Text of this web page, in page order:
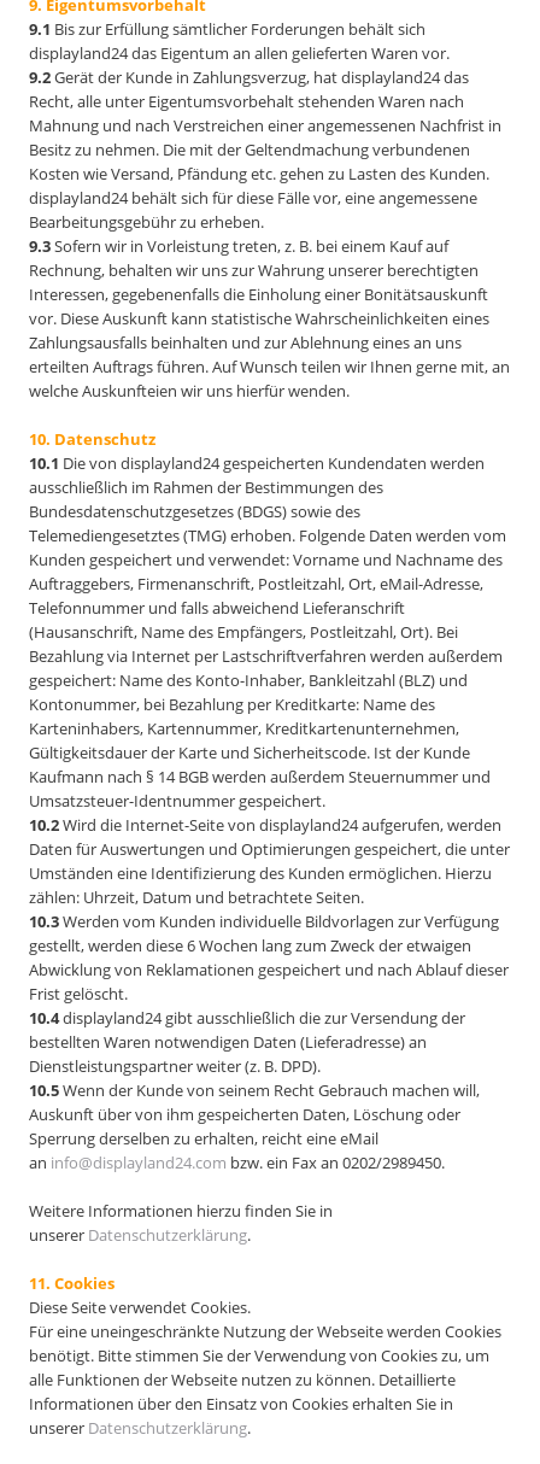
9. Eigentumsvorbehalt
9.1 Bis zur Erfüllung sämtlicher Forderungen behält sich
displayland24 das Eigentum an allen gelieferten Waren vor.
9.2Gerät der Kunde in Zahlungsverzug, hat displayland24 das
Recht, alle unter Eigentumsvorbehalt stehenden Waren nach
Mahnung und nach Verstreichen einer angemessenen Nachfrist in
Besitz zu nehmen. Die mit der Geltendmachung verbundenen
Kosten wie Versand, Pfändung etc. gehen zu Lasten des Kunden.
displayland24 behält sich für diese Fälle vor, eine angemessene
Bearbeitungsgebühr zu erheben.
9.3Sofern wir in Vorleistung treten, z. B. bei einem Kauf auf
Rechnung, behalten wir uns zur Wahrung unserer berechtigten
Interessen, gegebenenfalls die Einholung einer Bonitätsauskunft
vor. Diese Auskunft kann statistische Wahrscheinlichkeiten eines
Zahlungsausfalls beinhalten und zur Ablehnung eines an uns
erteilten Auftrags führen. Auf Wunsch teilen wir Ihnen gerne mit, an
welche Auskunfteien wir uns hierfür wenden.
10. Datenschutz
10.1 Die von displayland24 gespeicherten Kundendaten werden
ausschließlich im Rahmen der Bestimmungen des
Bundesdatenschutzgesetzes (BDGS) sowie des
Telemediengesetztes (TMG) erhoben. Folgende Daten werden vom
Kunden gespeichert und verwendet: Vorname und Nachname des
Auftraggebers, Firmenanschrift, Postleitzahl, Ort, eMail-Adresse,
Telefonnummer und falls abweichend Lieferanschrift
(Hausanschrift, Name des Empfängers, Postleitzahl, Ort). Bei
Bezahlung via Internet per Lastschriftverfahren werden außerdem
gespeichert: Name des Konto-Inhaber, Bankleitzahl (BLZ) und
Kontonummer, bei Bezahlung per Kreditkarte: Name des
Karteninhabers, Kartennummer, Kreditkartenunternehmen,
Gültigkeitsdauer der Karte und Sicherheitscode. Ist der Kunde
Kaufmann nach § 14 BGB werden außerdem Steuernummer und
Umsatzsteuer-Identnummer gespeichert.
10.2Wird die Internet-Seite von displayland24 aufgerufen, werden
Daten für Auswertungen und Optimierungen gespeichert, die unter
Umständen eine Identifizierung des Kunden ermöglichen. Hierzu
zählen: Uhrzeit, Datum und betrachtete Seiten.
10.3Werden vom Kunden individuelle Bildvorlagen zur Verfügung
gestellt, werden diese 6 Wochen lang zum Zweck der etwaigen
Abwicklung von Reklamationen gespeichert und nach Ablauf dieser
Frist gelöscht.
10.4displayland24 gibt ausschließlich die zur Versendung der
bestellten Waren notwendigen Daten (Lieferadresse) an
Dienstleistungspartner weiter (z. B. DPD).
10.5Wenn der Kunde von seinem Recht Gebrauch machen will,
Auskunft über von ihm gespeicherten Daten, Löschung oder
Sperrung derselben zu erhalten, reicht eine eMail
an info@displayland24.com bzw. ein Fax an 0202/2989450.
Weitere Informationen hierzu finden Sie in
unserer Datenschutzerklärung.
11. Cookies
Diese Seite verwendet Cookies.
Für eine uneingeschränkte Nutzung der Webseite werden Cookies
benötigt. Bitte stimmen Sie der Verwendung von Cookies zu, um
alle Funktionen der Webseite nutzen zu können. Detaillierte
Informationen über den Einsatz von Cookies erhalten Sie in
unserer Datenschutzerklärung.